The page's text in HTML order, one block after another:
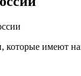
имеют